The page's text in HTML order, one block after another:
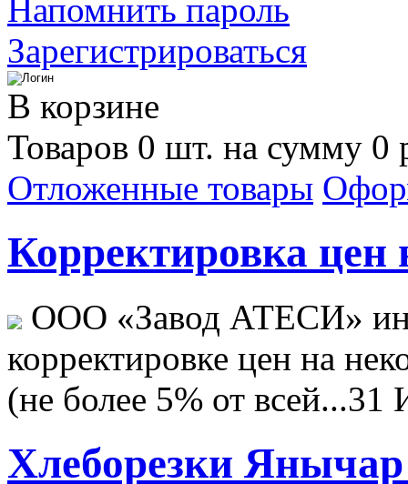
Напомнить пароль
Зарегистрироваться
В корзине
Товаров 0 шт. на сумму 0
Отложенные товары
Корректировка цен
ООО «Завод АТЕСИ»
корректировке цен на
(не более 5% от всей...31
Хлеборезки Янычар